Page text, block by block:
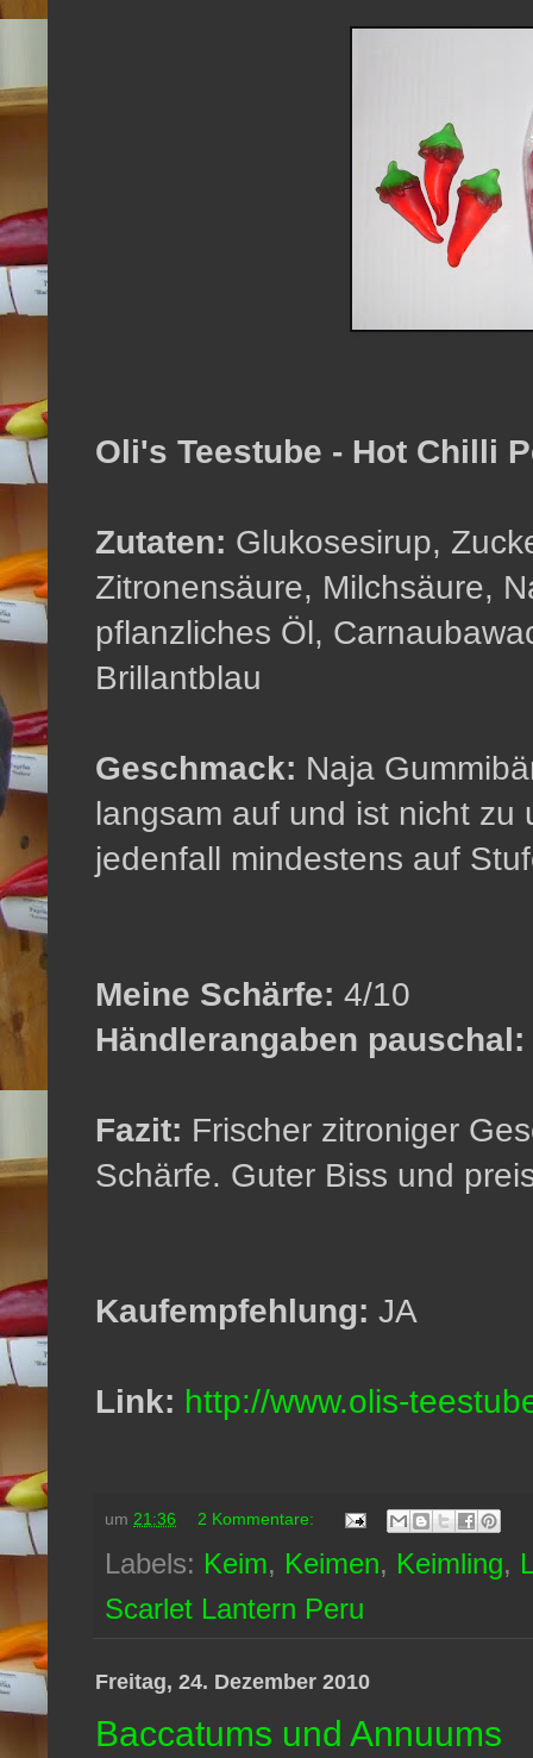
Oli's Teestube - Hot Chilli
Zutaten: Glukosesirup,
Zitronensäure, Milchsäure,
pflanzliches Öl,
Brillantblau
Geschmack: Naja
langsam auf und ist nicht
jedenfall mindestens auf
Meine Schärfe: 4/10
Händlerangaben pauschal:
Fazit: Frischer zitroniger
Schärfe. Guter Biss und
Kaufempfehlung: JA
Link: http://www.olis-
um 21:36 2 Kommentare:
Labels: Keim, Keimen, Keimling,
Scarlet Lantern Peru
Freitag, 24. Dezember 2010
Baccatums und Annuums